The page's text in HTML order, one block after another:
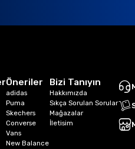
Öneriler
adidas
Puma
Skechers
Converse
Vans
New Balance
Bizi Tanıyın
Hakkımızda
Sıkça Sorulan Sorular
Mağazalar
İletisim